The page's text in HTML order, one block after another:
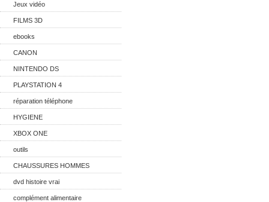
Jeux vidéo
FILMS 3D
ebooks
CANON
NINTENDO DS
PLAYSTATION 4
réparation téléphone
HYGIENE
XBOX ONE
outils
CHAUSSURES HOMMES
dvd histoire vrai
complément alimentaire